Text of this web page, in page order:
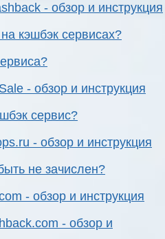
- обзор и инструкция
кэшбэк сервисах?
- обзор и инструкция
сервис?
- обзор и инструкция
не зачислен?
- обзор и инструкция
- обзор и